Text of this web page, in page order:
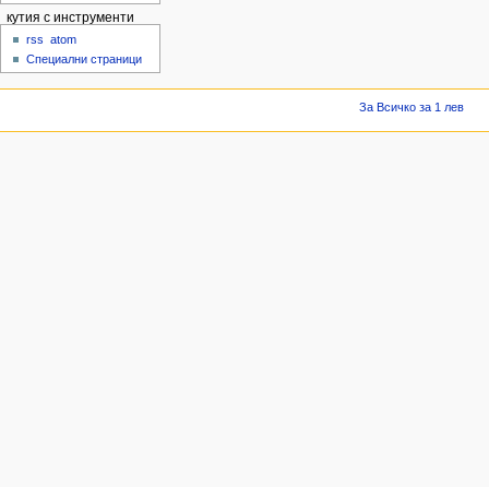
кутия с инструменти
rss
atom
Специални страници
За Всичко за 1 лев